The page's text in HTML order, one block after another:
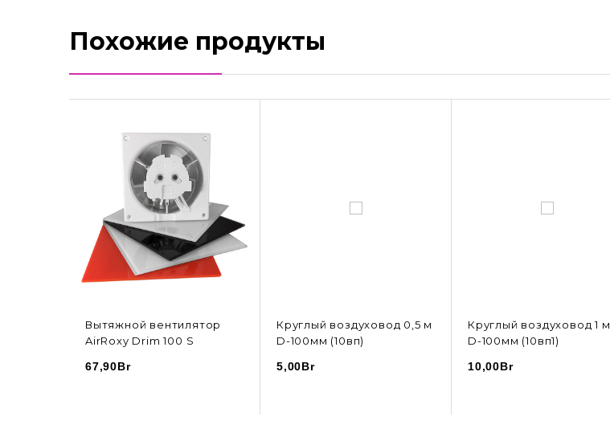
Похожие продукты
Вытяжной вентилятор
AirRoxy Drim 100 S
67,90Br
Круглый воздуховод 0,5 м
D-100мм (10вп)
5,00Br
Круглый воздуховод 1 м
D-100мм (10вп1)
10,00Br